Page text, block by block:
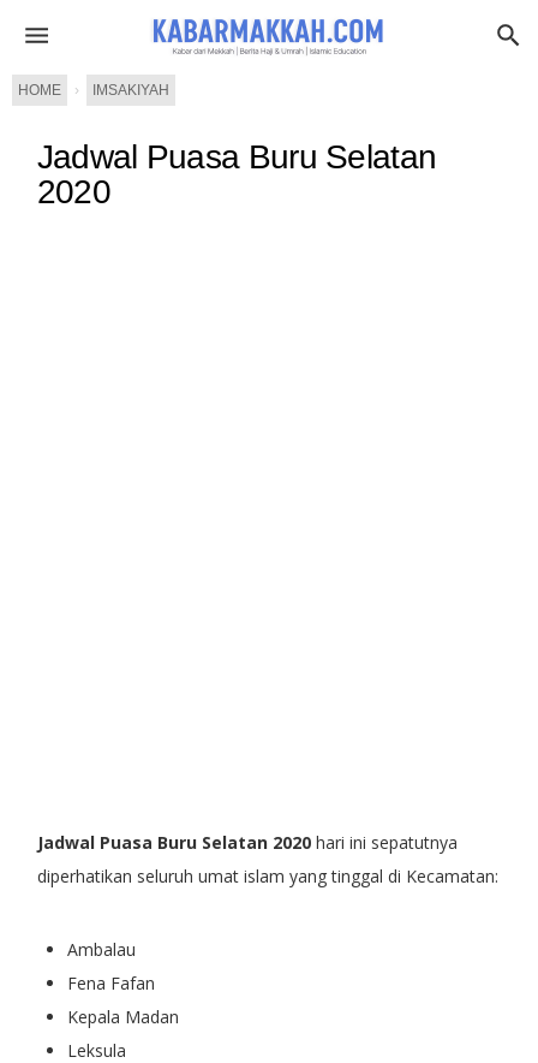
HOME › IMSAKIYAH
Jadwal Puasa Buru Selatan
2020
Jadwal Puasa Buru Selatan 2020hari ini sepatutnya
diperhatikan seluruh umat islam yang tinggal di Kecamatan:
Ambalau
Fena Fafan
Kepala Madan
Leksula